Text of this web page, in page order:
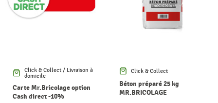
Click & Collect / Livraison à
domicile
Carte Mr.Bricolage option
Cash direct -10%
Click & Collect
Béton préparé 25 kg
MR.BRICOLAGE